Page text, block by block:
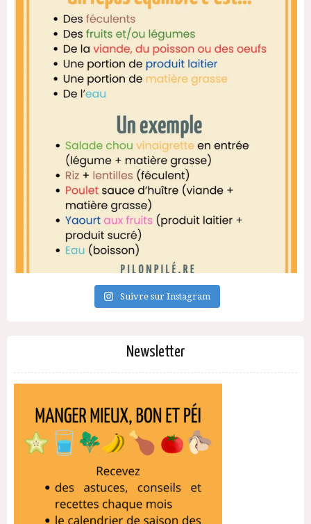
Suivre sur Instagram
Newsletter